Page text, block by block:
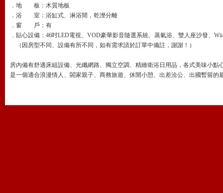
．地 板：木質地板
．浴 室：浴缸式、淋浴間，乾溼分離
．窗 戶：有
．貼心設備：46吋LED電視、VOD豪華影音隨選系統、蒸氣浴、雙人座沙發、
（因房型不同、設備有所不同，如有需求請於訂單中備註，謝謝！）
房內備有舒適床組設備、光纖網路、獨立空調、精緻衛浴日用品，各式美味小點
是一個適合浪漫情人、閤家親子、商務旅遊、休閒小憩、出差洽公、出國暫留的